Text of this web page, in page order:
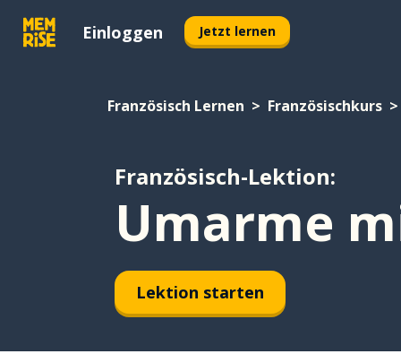
Einloggen Jetzt lernen
Französisch Lernen Französischkurs
Französisch-Lektion:
Umarme
Lektion starten